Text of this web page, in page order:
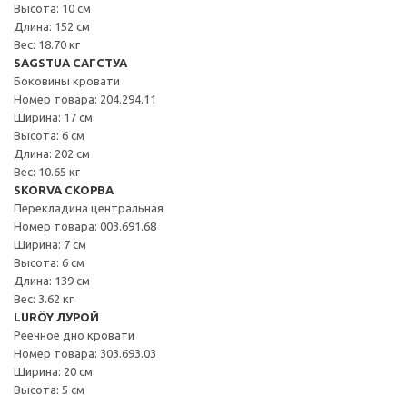
Высота: 10 см
Длина: 152 см
Вес: 18.70 кг
SAGSTUA САГСТУА
Боковины кровати
Номер товара: 204.294.11
Ширина: 17 см
Высота: 6 см
Длина: 202 см
Вес: 10.65 кг
SKORVA СКОРВА
Перекладина центральная
Номер товара: 003.691.68
Ширина: 7 см
Высота: 6 см
Длина: 139 см
Вес: 3.62 кг
LURÖY ЛУРОЙ
Реечное дно кровати
Номер товара: 303.693.03
Ширина: 20 см
Высота: 5 см